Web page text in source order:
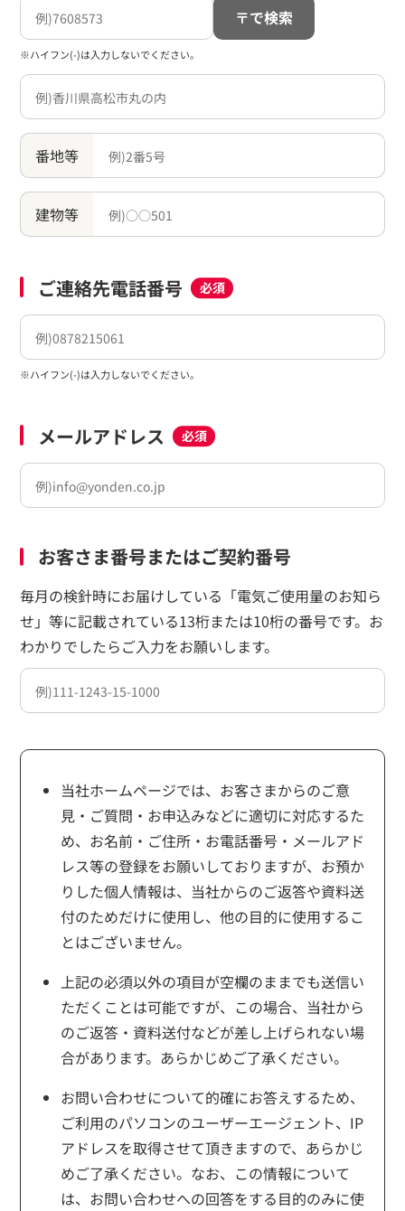
〒で検索
※ハイフン(-)は入力しないでください。
番地等
建物等
ご連絡先電話番号 必須
※ハイフン(-)は入力しないでください。
メールアドレス 必須
お客さま番号またはご契約番号
毎月の検針時にお届けしている「電気ご使用量のお知ら
せ」等に記載されている13桁または10桁の番号です。お
わかりでしたらご入力をお願いします。
当社ホームページでは、お客さまからのご意
見・ご質問・お申込みなどに適切に対応するた
め、お名前・ご住所・お電話番号・メールアド
レス等の登録をお願いしておりますが、お預か
りした個人情報は、当社からのご返答や資料送
付のためだけに使用し、他の目的に使用するこ
とはございません。
上記の必須以外の項目が空欄のままでも送信い
ただくことは可能ですが、この場合、当社から
のご返答・資料送付などが差し上げられない場
合があります。あらかじめご了承ください。
お問い合わせについて的確にお答えするため、
ご利用のパソコンのユーザーエージェント、IP
アドレスを取得させて頂きますので、あらかじ
めご了承ください。なお、この情報について
は、お問い合わせへの回答をする目的のみに使